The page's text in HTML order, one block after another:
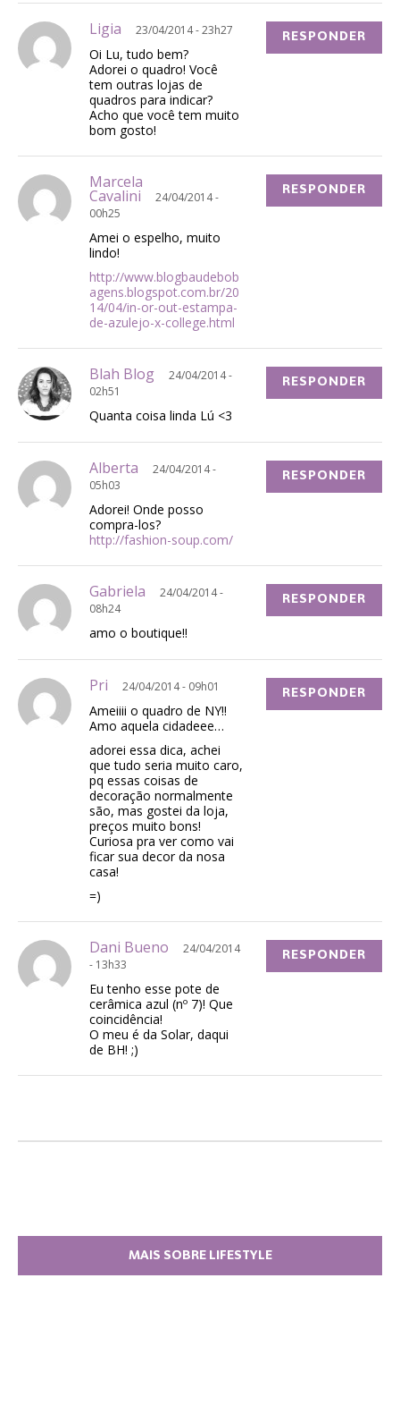
Ligia 23/04/2014 - 23h27
Oi Lu, tudo bem?
Adorei o quadro! Você
tem outras lojas de
quadros para indicar?
Acho que você tem muito
bom gosto!
RESPONDER
Marcela
Cavalini
24/04/2014 -
00h25
Amei o espelho, muito
lindo!
http://www.blogbaudebob
agens.blogspot.com.br/20
14/04/in-or-out-estampa-
de-azulejo-x-college.html
RESPONDER
Blah Blog
24/04/2014 -
02h51
Quanta coisa linda Lú <3
RESPONDER
Alberta
24/04/2014 -
05h03
Adorei! Onde posso
compra-los?
http://fashion-soup.com/
RESPONDER
Gabriela
24/04/2014 -
08h24
amo o boutique!!
RESPONDER
Pri 24/04/2014 - 09h01
Ameiiii o quadro de NY!!
Amo aquela cidadeee…
adorei essa dica, achei
que tudo seria muito caro,
pq essas coisas de
decoração normalmente
são, mas gostei da loja,
preços muito bons!
Curiosa pra ver como vai
ficar sua decor da nosa
casa!
=)
RESPONDER
Dani Bueno
24/04/2014
- 13h33
Eu tenho esse pote de
cerâmica azul (nº 7)! Que
coincidência!
O meu é da Solar, daqui
de BH! ;)
RESPONDER
MAIS SOBRE LIFESTYLE